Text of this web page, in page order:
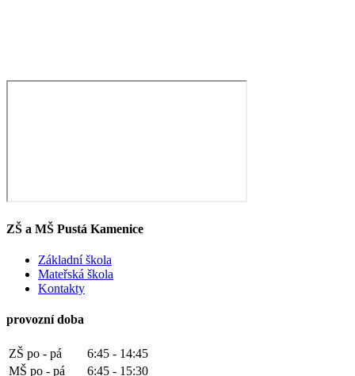
ZŠ a MŠ Pustá Kamenice
Základní škola
Mateřská škola
Kontakty
provozní doba
ZŠ po - pá
6:45 - 14:45
MŠ po - pá
6:45 - 15:30